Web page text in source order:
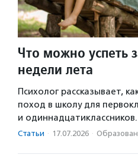
Что можно успеть
недели лета
Психолог рассказывает,
поход в школу для
и одиннадцатиклассников.
Статьи · 17.07.2026 ·